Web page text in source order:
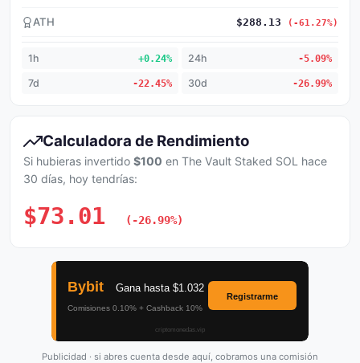
ATH $288.13 (-61.27%)
1h +0.24% 24h -5.09%
7d -22.45% 30d -26.99%
Calculadora de Rendimiento
Si hubieras invertido $100 en The Vault Staked SOL hace
30 días, hoy tendrías:
$73.01 (-26.99%)
Publicidad · si abres cuenta desde aquí, cobramos una comisión